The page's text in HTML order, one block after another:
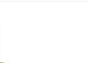
支付方式。 讓您購物簡單